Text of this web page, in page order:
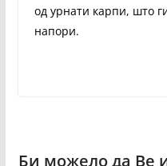
од урнати карпи, што
напори.